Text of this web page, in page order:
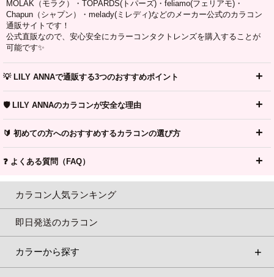
MOLAK（モラク）・TOPARDS(トパーズ)・feliamo(フェリアモ)・
Chapun（シャプン）・melady(ミレディ)などのメーカー公式のカラコン
通販サイトです！
公式直販なので、安心安全にカラーコンタクトレンズを購入することが
可能です✨
💡 LILY ANNAで通販する3つのおすすめポイント
🛡️ LILY ANNAのカラコンが安全な理由
🔰 初めての方へのおすすめするカラコンの選び方
❓ よくある質問（FAQ）
カラコン人気ランキング
即日発送のカラコン
カラーから探す